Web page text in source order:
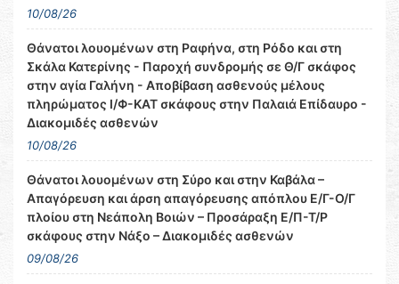
10/08/26
Θάνατοι λουομένων στη Ραφήνα, στη Ρόδο και στη
Σκάλα Κατερίνης - Παροχή συνδρομής σε Θ/Γ σκάφος
στην αγία Γαλήνη - Αποβίβαση ασθενούς μέλους
πληρώματος Ι/Φ-ΚΑΤ σκάφους στην Παλαιά Επίδαυρο -
Διακομιδές ασθενών
10/08/26
Θάνατοι λουομένων στη Σύρο και στην Καβάλα –
Απαγόρευση και άρση απαγόρευσης απόπλου Ε/Γ-Ο/Γ
πλοίου στη Νεάπολη Βοιών – Προσάραξη Ε/Π-Τ/Ρ
σκάφους στην Νάξο – Διακομιδές ασθενών
09/08/26